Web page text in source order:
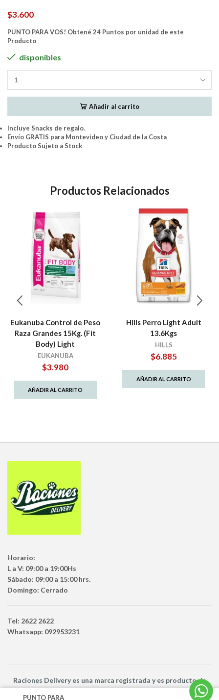
$3.600
PUNTO PARA VOS! Obtené 24 Puntos por unidad de este
Producto
disponibles
Pequeñas
Añadir al carrito
Incluye Snacks de regalo.
Envío GRATIS para Montevideo y Ciudad de la Costa
Producto Sujeto a Stock
Productos Relacionados
Eukanuba Control de Peso
Raza Grandes 15Kg. (Fit
Body) Light
EUKANUBA
$3.980
AÑADIR AL CARRITO
Hills Perro Light Adult
13.6Kgs
HILLS
$6.885
AÑADIR AL CARRITO
Horario:
L a V: 09:00 a 19:00Hs
Sábado: 09:00 a 15:00 hrs.
Domingo: Cerrado
Tel: 2622 2622
Whatsapp: 092953231
Raciones Deliveryes una marca registrada y es productode
Netbuy Uruguay SRL -© Todos los derechos reservados
PUNTO PARA